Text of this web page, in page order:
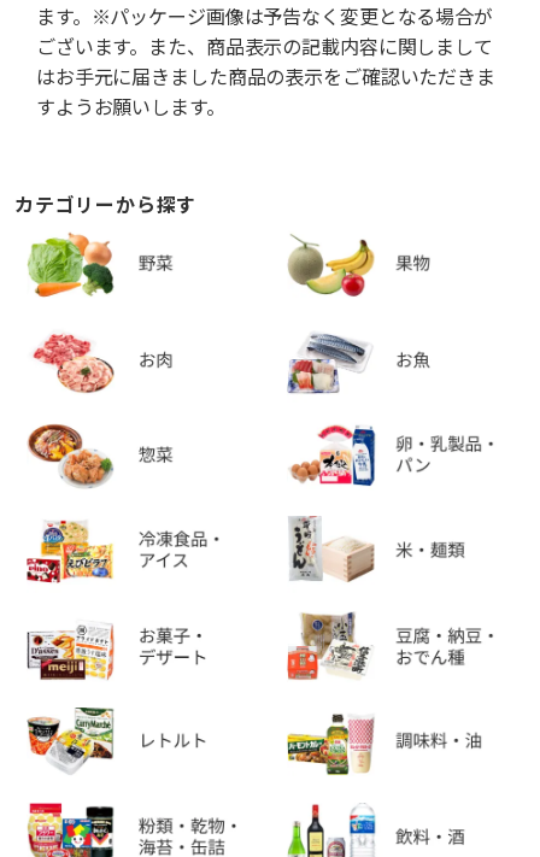
ます。※パッケージ画像は予告なく変更となる場合が
ございます。また、商品表示の記載内容に関しまして
はお手元に届きました商品の表示をご確認いただきま
すようお願いします。
カテゴリーから探す